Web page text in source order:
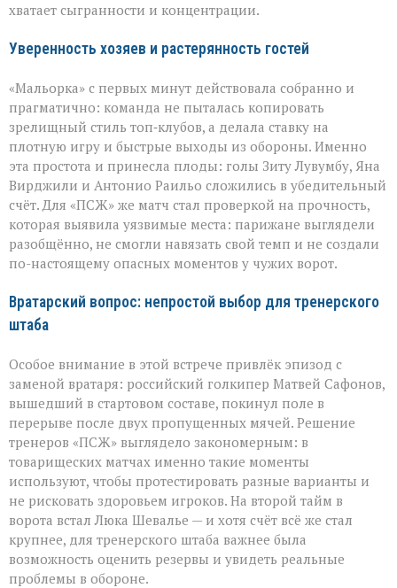
хватает сыгранности и концентрации.
Уверенность хозяев и растерянность гостей
«Мальорка» с первых минут действовала собранно и
прагматично: команда не пыталась копировать
зрелищный стиль топ‑клубов, а делала ставку на
плотную игру и быстрые выходы из обороны. Именно
эта простота и принесла плоды: голы Зиту Лувумбу, Яна
Вирджили и Антонио Раильо сложились в убедительный
счёт. Для «ПСЖ» же матч стал проверкой на прочность,
которая выявила уязвимые места: парижане выглядели
разобщённо, не смогли навязать свой темп и не создали
по-настоящему опасных моментов у чужих ворот.
Вратарский вопрос: непростой выбор для тренерского
штаба
Особое внимание в этой встрече привлёк эпизод с
заменой вратаря: российский голкипер Матвей Сафонов,
вышедший в стартовом составе, покинул поле в
перерыве после двух пропущенных мячей. Решение
тренеров «ПСЖ» выглядело закономерным: в
товарищеских матчах именно такие моменты
используют, чтобы протестировать разные варианты и
не рисковать здоровьем игроков. На второй тайм в
ворота встал Люка Шевалье — и хотя счёт всё же стал
крупнее, для тренерского штаба важнее была
возможность оценить резервы и увидеть реальные
проблемы в обороне.